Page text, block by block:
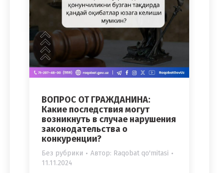
ВОПРОС ОТ ГРАЖДАНИНА:
Какие последствия могут
возникнуть в случае нарушения
законодательства о
конкуренции?
Без рубрики Автор: Raqobat qo'mitasi
11.11.2024